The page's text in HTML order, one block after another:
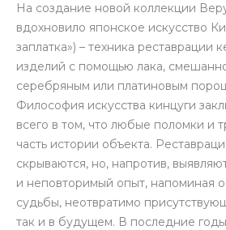
На создание новой коллекции
вдохновило японское искусство
заплатка») – техника реставрации
изделий с помощью лака,
серебряным или платиновым
Философия искусства кинцуги
всего в том, что любые поломки и
часть истории объекта.
скрываются, но, напротив,
и неповторимый опыт, напоминая о
судьбы, неотвратимо
так и в будущем. В последние